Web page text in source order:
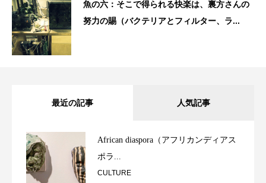
魚の六：そこで得られる快楽は、裏方さんの
努力の賜（バクテリアとフィルター、ラ...
最近の記事 人気記事
African diaspora（アフリカンディアス
ポラ...
CULTURE